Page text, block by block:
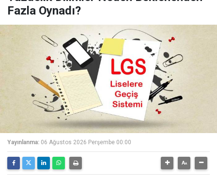
Fazla Oynadı?
Yayınlanma: 06 Ağustos 2026 Perşembe 00:00